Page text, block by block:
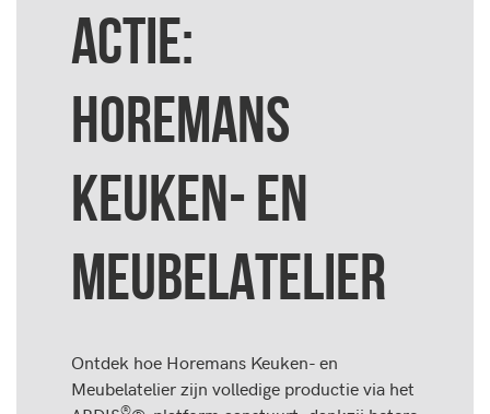
ACTIE:
HOREMANS
KEUKEN- EN
MEUBELATELIER
Ontdek hoe Horemans Keuken- en
Meubelatelier zijn volledige productie via het
®